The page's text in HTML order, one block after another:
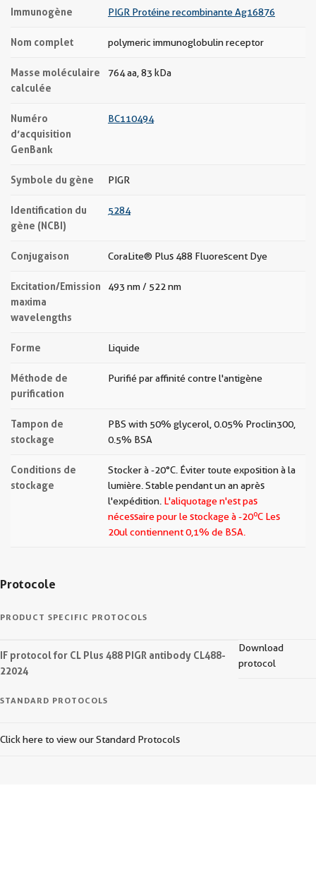
Immunogène PIGR Protéine recombinante Ag16876
Nom complet polymeric immunoglobulin receptor
Masse moléculaire
calculée
764 aa, 83 kDa
Numéro
d’acquisition
GenBank
BC110494
Symbole du gène PIGR
Identification du
gène (NCBI)
5284
Conjugaison CoraLite® Plus 488 Fluorescent Dye
Excitation/Emission
maxima
wavelengths
493 nm / 522 nm
Forme Liquide
Méthode de
purification
Purifié par affinité contre l'antigène
Tampon de
stockage
PBS with 50% glycerol, 0.05% Proclin300,
0.5% BSA
Conditions de
stockage
Stocker à -20 °C. Éviter toute exposition à la
lumière. Stable pendant un an après
l'expédition. L'aliquotage n'est pas
nécessaire pour le stockage à -20oC Les
20ul contiennent 0,1% de BSA.
Protocole
PRODUCT SPECIFIC PROTOCOLS
IF protocol for CL Plus 488 PIGR antibody CL488-
22024
Download
protocol
STANDARD PROTOCOLS
Click here to view our Standard Protocols